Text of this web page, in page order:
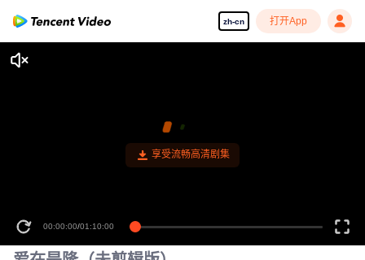
zh-cn 打开App
享受流畅高清剧集
00:00:00/01:10:00